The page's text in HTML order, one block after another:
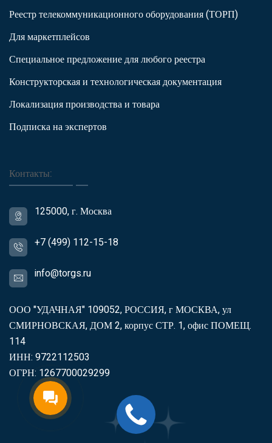
Реестр телекоммуникационного оборудования (ТОРП)
Для маркетплейсов
Специальное предложение для любого реестра
Конструкторская и технологическая документация
Локализация производства и товара
Подписка на экспертов
Контакты:
125000, г. Москва
+7 (499) 112-15-18
info@torgs.ru
ООО "УДАЧНАЯ" 109052, РОССИЯ, г МОСКВА, ул
СМИРНОВСКАЯ, ДОМ 2, корпус СТР. 1, офис ПОМЕЩ.
114
ИНН: 9722112503
ОГРН: 1267700029299